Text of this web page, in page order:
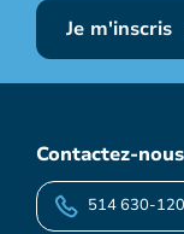
Je m'inscris
Contactez-nous
514 630-